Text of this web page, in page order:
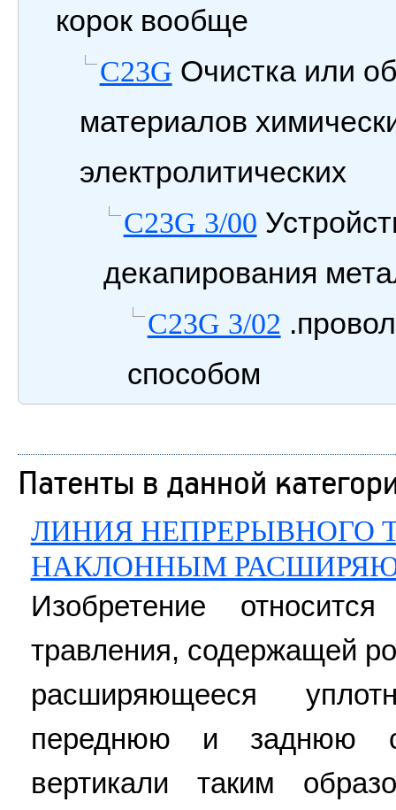
корок вообще
C23G Очистка или
материалов
электролитических
C23G 3/00
декапирования
C23G 3/02
способом
Патенты в данной
ЛИНИЯ НЕПРЕРЫВНОГО
НАКЛОННЫМ
Изобретение
травления, содержащей
расширяющееся
переднюю и заднюю
вертикали таким